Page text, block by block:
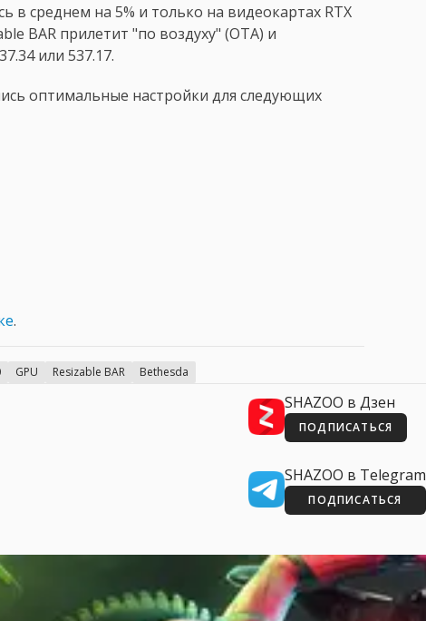
в среднем на 5% и только на видеокартах RTX
BAR прилетит "по воздуху" (OTA) и
или 537.17.
оптимальные настройки для следующих
.
GPU Resizable BAR Bethesda
SHAZOO в Дзен
ПОДПИСАТЬСЯ
SHAZOO в Telegram
ПОДПИСАТЬСЯ